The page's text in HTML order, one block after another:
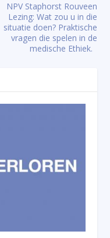
NPV Staphorst Rouveen
Lezing: Wat zou u in die
situatie doen? Praktische
vragen die spelen in de
medische Ethiek.